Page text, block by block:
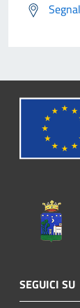
SEGUICI SU